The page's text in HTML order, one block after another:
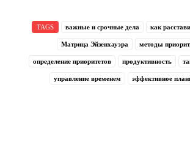
TAGS важные и срочные дела как
Матрица Эйзенхауэра методы
определение приоритетов продуктивность
управление временем эффективное